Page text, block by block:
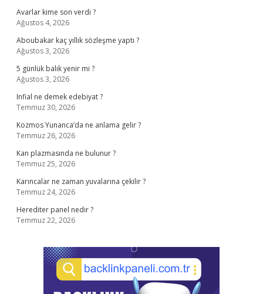
Avarlar kime son verdi ?
Ağustos 4, 2026
Aboubakar kaç yıllık sözleşme yaptı ?
Ağustos 3, 2026
5 günlük balık yenir mi ?
Ağustos 3, 2026
Infial ne demek edebiyat ?
Temmuz 30, 2026
Kozmos Yunanca’da ne anlama gelir ?
Temmuz 26, 2026
Kan plazmasında ne bulunur ?
Temmuz 25, 2026
Karıncalar ne zaman yuvalarına çekilir ?
Temmuz 24, 2026
Herediter panel nedir ?
Temmuz 22, 2026